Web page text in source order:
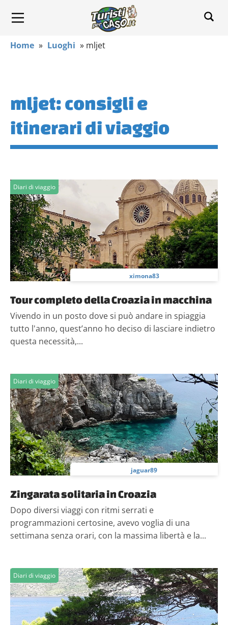
Home » Luoghi » mljet
mljet: consigli e
itinerari di viaggio
Diari di viaggio
ximona83
Tour completo della Croazia in macchina
Vivendo in un posto dove si può andare in spiaggia
tutto l'anno, quest’anno ho deciso di lasciare indietro
questa necessità,...
Diari di viaggio
jaguar89
Zingarata solitaria in Croazia
Dopo diversi viaggi con ritmi serrati e
programmazioni certosine, avevo voglia di una
settimana senza orari, con la massima libertà e la...
Diari di viaggio